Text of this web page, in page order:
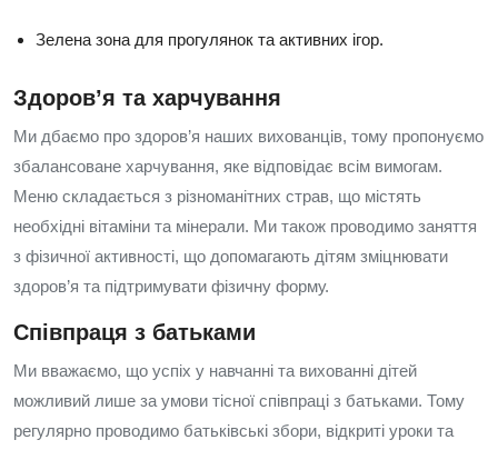
Зелена зона для прогулянок та активних ігор.
Здоров’я та харчування
Ми дбаємо про здоров’я наших вихованців, тому пропонуємо
збалансоване харчування, яке відповідає всім вимогам.
Меню складається з різноманітних страв, що містять
необхідні вітаміни та мінерали. Ми також проводимо заняття
з фізичної активності, що допомагають дітям зміцнювати
здоров’я та підтримувати фізичну форму.
Співпраця з батьками
Ми вважаємо, що успіх у навчанні та вихованні дітей
можливий лише за умови тісної співпраці з батьками. Тому
регулярно проводимо батьківські збори, відкриті уроки та